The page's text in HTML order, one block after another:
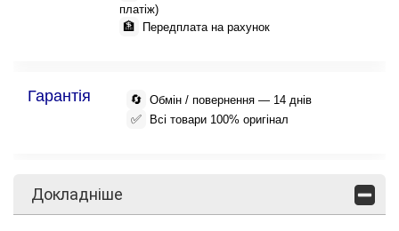
платіж)
🏦 Передплата на рахунок
Гарантія 🔄 Обмін / повернення — 14 днів
✅ Всі товари 100% оригінал
Докладніше